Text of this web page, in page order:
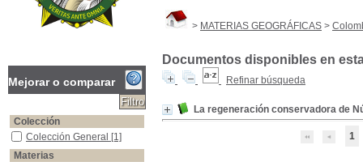
> MATERIAS GEOGRÁFICAS >
Documentos disponibles en
Refinar búsqueda
La regeneración conservadora de
1
Mejorar o comparar
Colección
Colección General
Colección General [1]
Materias